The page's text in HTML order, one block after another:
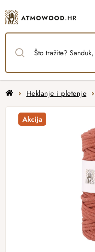
to
content
HomeHeklanje i pletenje
Akcija